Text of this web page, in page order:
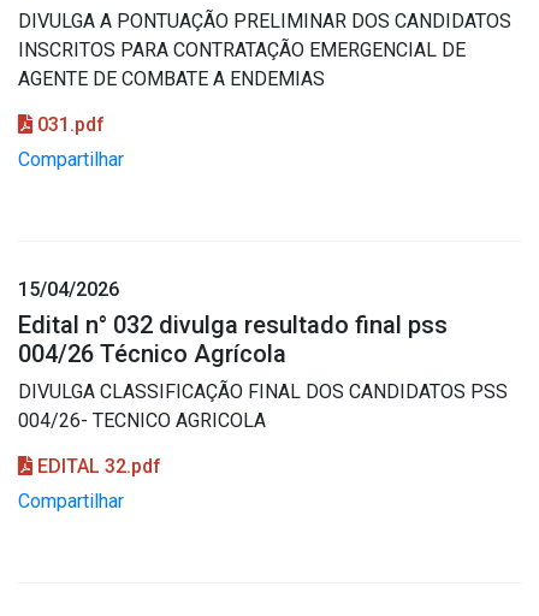
DIVULGA A PONTUAÇÃO PRELIMINAR DOS CANDIDATOS
INSCRITOS PARA CONTRATAÇÃO EMERGENCIAL DE
AGENTE DE COMBATE A ENDEMIAS
031.pdf
Compartilhar
15/04/2026
Edital n° 032 divulga resultado final pss
004/26 Técnico Agrícola
DIVULGA CLASSIFICAÇÃO FINAL DOS CANDIDATOS PSS
004/26- TECNICO AGRICOLA
EDITAL 32.pdf
Compartilhar